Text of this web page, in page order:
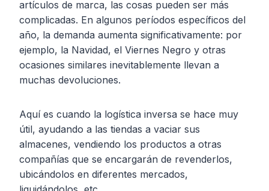
artículos de marca, las cosas pueden ser más
complicadas. En algunos períodos específicos del
año, la demanda aumenta significativamente: por
ejemplo, la Navidad, el Viernes Negro y otras
ocasiones similares inevitablemente llevan a
muchas devoluciones.
Aquí es cuando la logística inversa se hace muy
útil, ayudando a las tiendas a vaciar sus
almacenes, vendiendo los productos a otras
compañías que se encargarán de revenderlos,
ubicándolos en diferentes mercados,